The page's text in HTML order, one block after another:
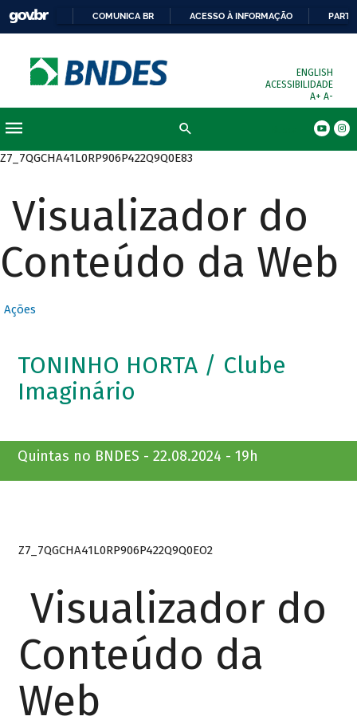
COMUNICA BR ACESSO À INFORMAÇÃO
ENGLISH
ACESSIBILIDADE
A+ A-
Z7_7QGCHA41L0RP906P422Q9Q0E83
Visualizador do
Conteúdo da Web
Ações
TONINHO HORTA / Clube
Imaginário
Quintas no BNDES - 22.08.2024 - 19h
Z7_7QGCHA41L0RP906P422Q9Q0EO2
Visualizador do
Conteúdo da
Web